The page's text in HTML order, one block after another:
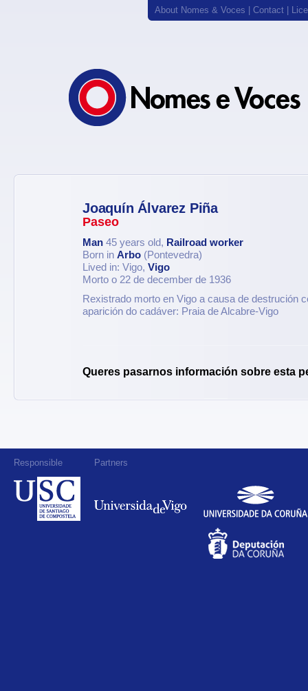
About Nomes & Voces Contact
Joaquín Álvarez Piña
Paseo
Man 45 years old, Railroad worker
Born in Arbo (Pontevedra)
Lived in: Vigo, Vigo
Morto o 22 de december de 1936
Rexistrado morto en Vigo a causa de destrución
aparición do cadáver: Praia de Alcabre-Vigo
Queres pasarnos información sobre esta
Responsible Partners